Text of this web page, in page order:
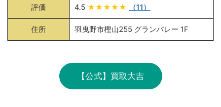
評価 4.5 ★★★★★ （11）
住所 羽曳野市樫山255 グランバレー 1F
【公式】買取大吉